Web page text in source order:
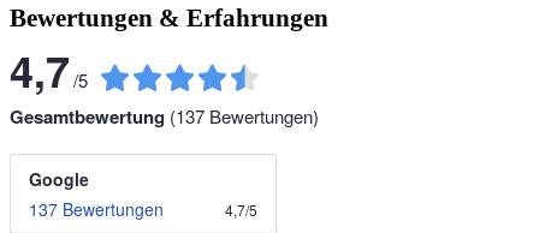
Bewertungen & Erfahrungen
4,7/5
Gesamtbewertung (137 Bewertungen)
Google
137 Bewertungen
4,7/5